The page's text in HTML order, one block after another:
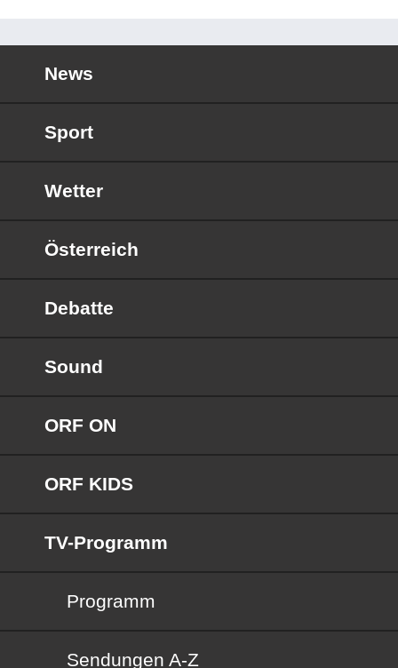
News
Sport
Wetter
Österreich
Debatte
Sound
ORF ON
ORF KIDS
TV-Programm
Programm
Sendungen von A bis Z
Sendungen A-Z